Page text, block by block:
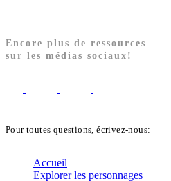
Encore plus de ressources
sur les médias sociaux!
Pour toutes questions, écrivez-nous:
Accueil
Explorer les personnages